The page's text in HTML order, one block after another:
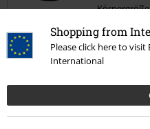
Shopping from
Please click here to
International
Kommentar jetzt abschicken!
Eigentlich schön
..nur irgendwie hats nicht ganz
mir das Kleid zu lang. Ich hätts